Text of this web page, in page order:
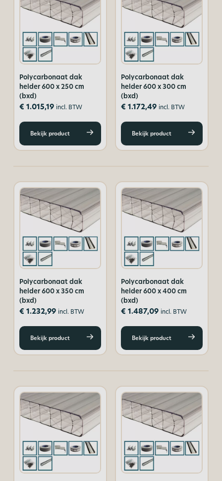
Polycarbonaat dak
helder 600 x 250 cm
(bxd)
€ 1.015,19 incl. BTW
Bekijk product
Polycarbonaat dak
helder 600 x 300 cm
(bxd)
€ 1.172,49 incl. BTW
Bekijk product
Polycarbonaat dak
helder 600 x 350 cm
(bxd)
€ 1.232,99 incl. BTW
Bekijk product
Polycarbonaat dak
helder 600 x 400 cm
(bxd)
€ 1.487,09 incl. BTW
Bekijk product